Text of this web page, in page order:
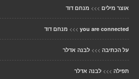
אוצר מילים >>> מנחם דוד
you are connected
>>> מנחם דוד
על הכתיבה >>> לבנה אדלר
תפילה >>> לבנה אדלר